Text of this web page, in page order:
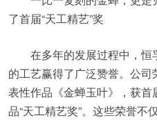
了首届“天工精艺”奖
在多年的发展过程中，
的工艺赢得了广泛赞誉。公
表性作品《金蝉玉叶》，获
品“天工精艺奖”。这些荣誉不